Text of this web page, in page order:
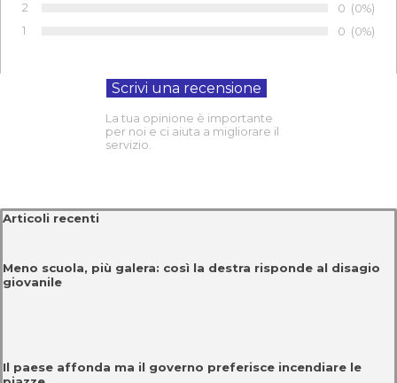
2 Numero
0 (0%)
1 Numero
0 (0%)
La tua opinione è importante
per noi e ci aiuta a migliorare il
servizio.
Salta blocco Articoli recenti
Articoli recenti
Meno scuola, più galera: così la destra risponde al disagio
giovanile
Il paese affonda ma il governo preferisce incendiare le